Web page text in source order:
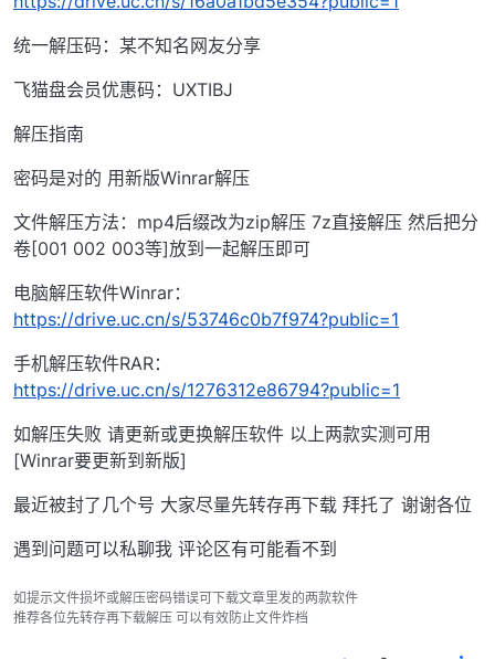
统一解压码：某不知名网友分享
飞猫盘会员优惠码：UXTIBJ
解压指南
密码是对的 用新版Winrar解压
文件解压方法：mp4后缀改为zip解压 7z直接解压 然后把分
卷[001 002 003等]放到一起解压即可
电脑解压软件Winrar：
https://drive.uc.cn/s/53746c0b7f974?public=1
手机解压软件RAR：
https://drive.uc.cn/s/1276312e86794?public=1
如解压失败 请更新或更换解压软件 以上两款实测可用
[Winrar要更新到新版]
最近被封了几个号 大家尽量先转存再下载 拜托了 谢谢各位
遇到问题可以私聊我 评论区有可能看不到
如提示文件损坏或解压密码错误可下载文章里发的两款软件
推荐各位先转存再下载解压 可以有效防止文件炸档